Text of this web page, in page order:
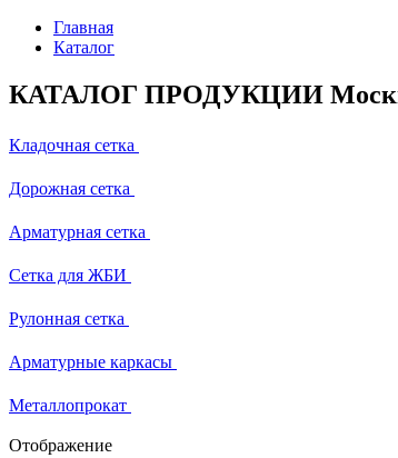
Главная
Каталог
КАТАЛОГ ПРОДУКЦИИ
Кладочная сетка
Дорожная сетка
Арматурная сетка
Сетка для ЖБИ
Рулонная сетка
Арматурные каркасы
Металлопрокат
Отображение